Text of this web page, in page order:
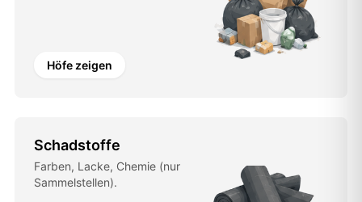
Höfe zeigen
Schadstoffe
Farben, Lacke, Chemie (nur
Sammelstellen).